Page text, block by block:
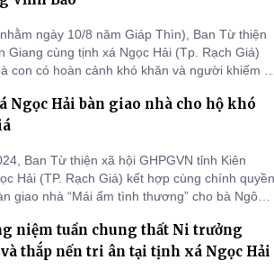
ngày 10/8 năm Giáp Thìn), Ban Từ thiện
Giang cùng tịnh xá Ngọc Hải (Tp. Rạch Giá)
con có hoàn cảnh khó khăn và người khiếm thị
Ngọc Hải bàn giao nhà cho hộ khó
Ban Từ thiện xã hội GHPGVN tỉnh Kiên
Hải (TP. Rạch Giá) kết hợp cùng chính quyền
giao nhà “Mái ấm tình thương” cho bà Ngô
niệm tuần chung thất Ni trưởng
thắp nến tri ân tại tịnh xá Ngọc Hải